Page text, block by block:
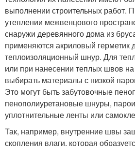
выполнении строительных работ.
утеплении межвенцового
снаружи деревянного дома из
применяются акриловый герметик
теплоизоляционный шнур. Для
или при нанесении теплых швов
выбирать материалы с низкой
Это могут быть забутовочные
пенополиуретановые шнуры,
уплотнительные ленты или
Так, например, внутренние швы
скопления влаги, которая